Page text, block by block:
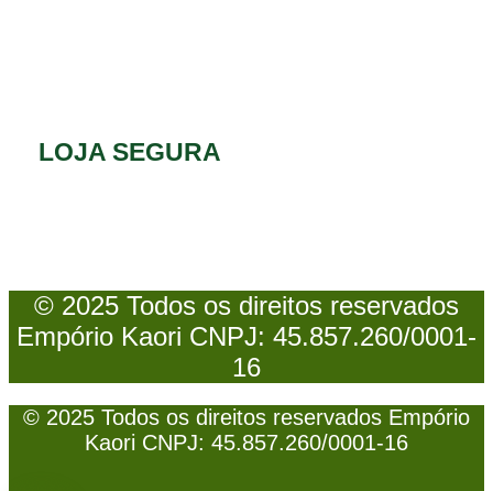
LOJA SEGURA
© 2025 Todos os direitos reservados
Empório Kaori CNPJ: 45.857.260/0001-
16
© 2025 Todos os direitos reservados Empório
Kaori CNPJ: 45.857.260/0001-16